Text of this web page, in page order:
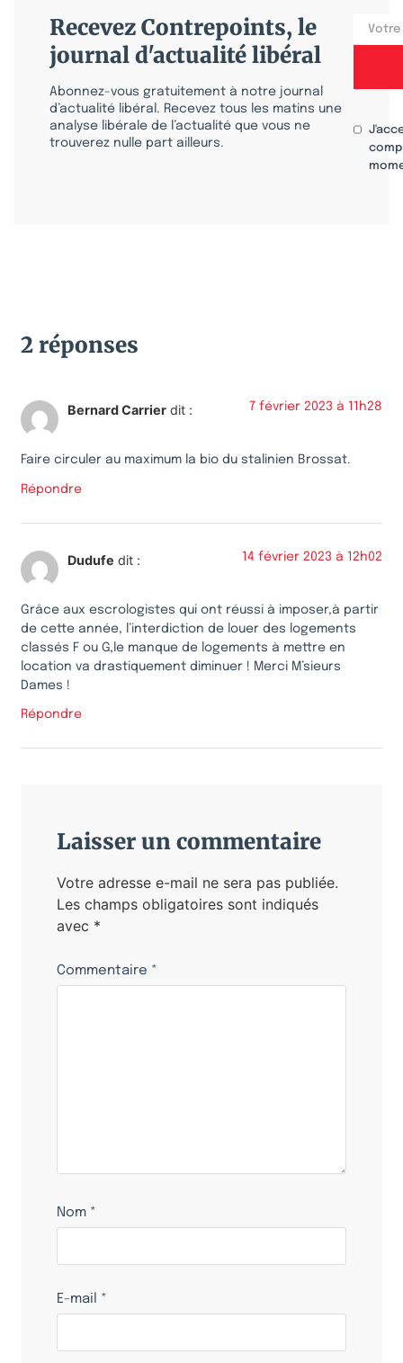
Recevez Contrepoints, le
journal d'actualité libéral
Abonnez-vous gratuitement à notre journal
d’actualité libéral. Recevez tous les matins une
analyse libérale de l’actualité que vous ne
trouverez nulle part ailleurs.
2 réponses
Bernard Carrier dit : 7 février 2023 à 11h28
Faire circuler au maximum la bio du stalinien Brossat.
Répondre
Dudufe dit : 14 février 2023 à 12h02
Grâce aux escrologistes qui ont réussi à imposer,à partir
de cette année, l’interdiction de louer des logements
classés F ou G,le manque de logements à mettre en
location va drastiquement diminuer ! Merci M’sieurs
Dames !
Répondre
Laisser un commentaire
Votre adresse e-mail ne sera pas publiée.
Les champs obligatoires sont indiqués
avec *
Commentaire *
Nom *
E-mail *